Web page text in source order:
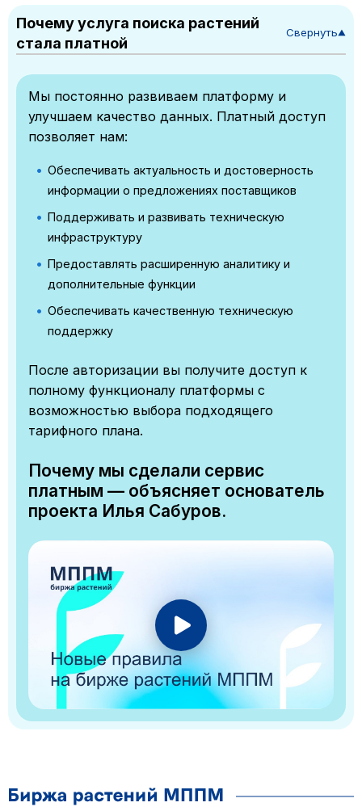
Почему услуга поиска растений
стала платной
Свернуть▼
Мы постоянно развиваем платформу и
улучшаем качество данных. Платный доступ
позволяет нам:
Обеспечивать актуальность и достоверность
информации о предложениях поставщиков
Поддерживать и развивать техническую
инфраструктуру
Предоставлять расширенную аналитику и
дополнительные функции
Обеспечивать качественную техническую
поддержку
После авторизации вы получите доступ к
полному функционалу платформы с
возможностью выбора подходящего
тарифного плана.
Почему мы сделали сервис
платным — объясняет основатель
проекта Илья Сабуров.